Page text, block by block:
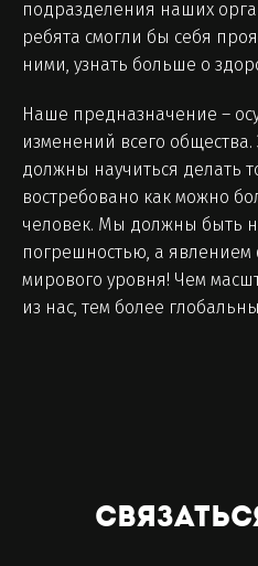
подразделения наших
ребята смогли бы себя
ними, узнать больше о
Наше предназначение –
изменений всего общества.
должны научиться делать
востребовано как можно
человек. Мы должны быть
погрешностью, а явлением
мирового уровня! Чем
из нас, тем более